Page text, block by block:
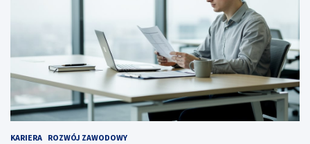
KARIERA ROZWÓJ ZAWODOWY